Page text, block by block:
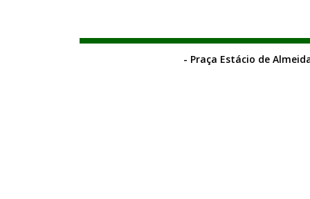
- Praça Estácio de